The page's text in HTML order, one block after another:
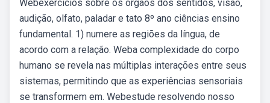
Webexercícios sobre os órgãos dos sentidos, visão,
audição, olfato, paladar e tato 8º ano ciências ensino
fundamental. 1) numere as regiões da língua, de
acordo com a relação. Weba complexidade do corpo
humano se revela nas múltiplas interações entre seus
sistemas, permitindo que as experiências sensoriais
se transformem em. Webestude resolvendo nosso